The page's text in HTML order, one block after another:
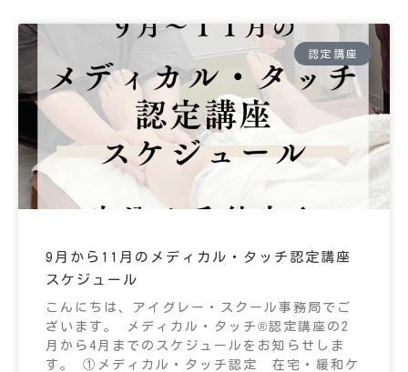
認定講座
9月から11月のメディカル・タッチ認定講座
スケジュール
こんにちは、アイグレー・スクール事務局でご
ざいます。 メディカル・タッチ®認定講座の2
月から4月までのスケジュールをお知らせしま
す。 ①メディカル・タッチ認定 在宅・緩和ケ